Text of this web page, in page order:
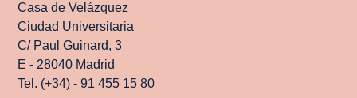
Casa de Velázquez
Ciudad Universitaria
C/ Paul Guinard, 3
E - 28040 Madrid
Tel. (+34) - 91 455 15 80